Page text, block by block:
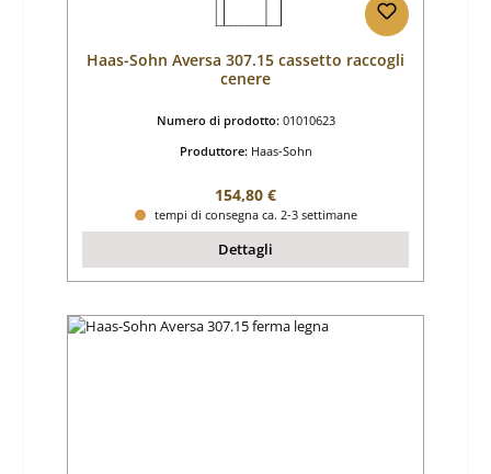
Haas-Sohn Aversa 307.15 cassetto raccogli
cenere
Numero di prodotto: 01010623
Produttore: Haas-Sohn
Prezzo normale:
154,80 €
tempi di consegna ca. 2-3 settimane
Dettagli